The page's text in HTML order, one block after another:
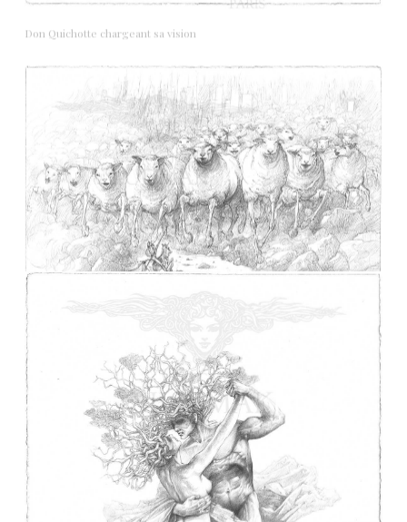
Don Quichotte chargeant sa vision
Don Quichotte attaqué par l’armée de moutons